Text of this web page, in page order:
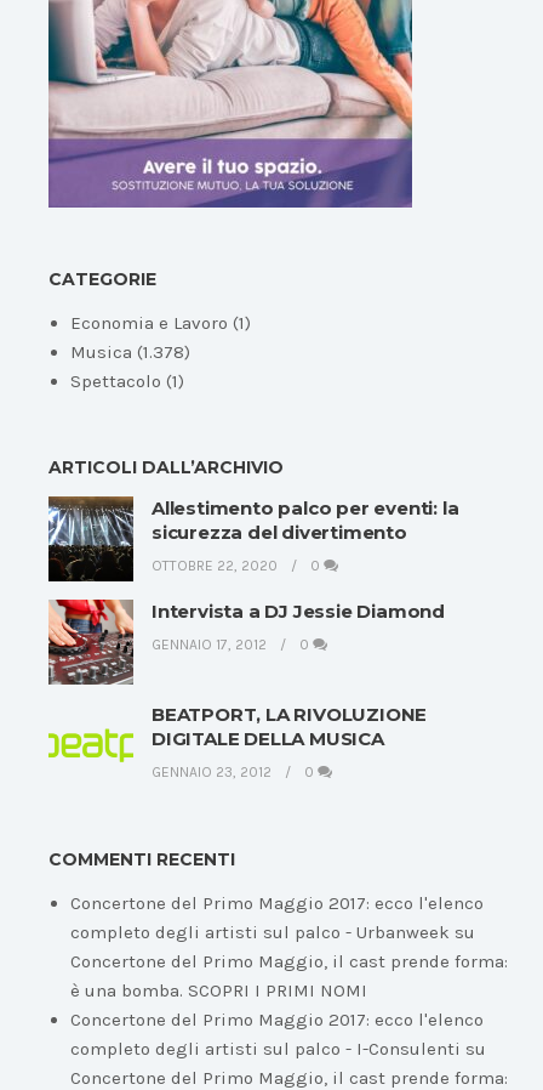
CATEGORIE
Economia e Lavoro (1)
Musica (1.378)
Spettacolo (1)
ARTICOLI DALL’ARCHIVIO
Allestimento palco per eventi: la
sicurezza del divertimento
OTTOBRE 22, 2020 0
Intervista a DJ Jessie Diamond
GENNAIO 17, 2012 0
BEATPORT, LA RIVOLUZIONE
DIGITALE DELLA MUSICA
GENNAIO 23, 2012 0
COMMENTI RECENTI
Concertone del Primo Maggio 2017: ecco l'elenco
completo degli artisti sul palco - Urbanweek su
Concertone del Primo Maggio, il cast prende forma:
è una bomba. SCOPRI I PRIMI NOMI
Concertone del Primo Maggio 2017: ecco l'elenco
completo degli artisti sul palco - I-Consulenti su
Concertone del Primo Maggio, il cast prende forma: